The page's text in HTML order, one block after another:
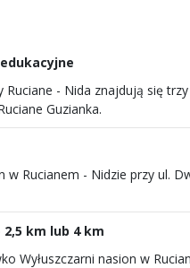
- Nida znajdują się
Guzianka.
w Rucianem - Nidzie przy ul.
km lub 4 km
Wyłuszczarni nasion w